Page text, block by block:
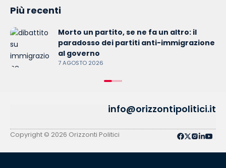
Più recenti
Morto un partito, se ne fa un altro: il
paradosso dei partiti anti-immigrazione
al governo
7 AGOSTO 2026
info@orizzontipolitici.it
Copyright © 2026 Orizzonti Politici